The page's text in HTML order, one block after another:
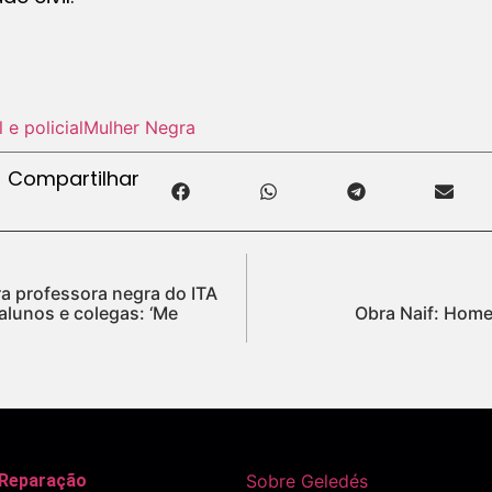
e policialMulher Negra
Compartilhar
professora negra do ITA
e colegas: ‘Me
Obra Naif:
Sobre Geledés